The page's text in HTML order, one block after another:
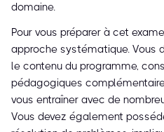
domaine.
Pour vous préparer à cet
approche systématique. Vous
le contenu du programme,
pédagogiques
vous entraîner avec de
Vous devez également